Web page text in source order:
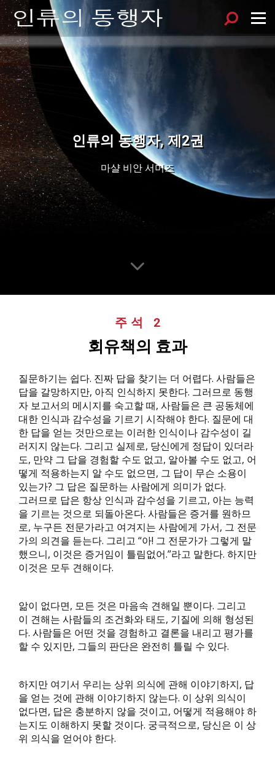
인류의 동행자, 제2권
마샬 비안 서머즈
주석 2
회유책의 효과
질문하기는 쉽다. 진짜 답을 찾기는 더 어렵다. 사람들은
답을 갈망하지만, 아직 인식하지 못한다. 그러므로 동행
자 보고서의 메시지를 숙고할 때, 사람들은 큰 공동체에
대한 인식과 감수성을 기르기 시작해야 한다. 질문에 대
한 답을 얻는 것만으로는 이러한 인식이나 감수성이 길
러지지 않는다. 그리고 실제로, 당신에게 정답이 있더라
도, 만약 그 답을 경험할 수도 없고, 알아볼 수도 없고, 어
떻게 적용하는지 알 수도 없으면, 그 답이 무슨 소용이
있는가? 그 답은 질문하는 사람에게 의미가 없다.
그러므로 답은 항상 인식과 감수성을 기르고, 아는 능력
을 기르는 것으로 되돌아온다. 사람들은 증거를 원하므
로, 누구든 전문가라고 여겨지는 사람에게 가서, 그 전문
가의 의견을 듣는다. 그리고 “아! 그 전문가가 그렇게 말
했으니, 이것은 증거임이 틀림없어.”라고 말한다. 하지만
이것은 모두 견해이다.
앎이 없다면, 모든 것은 마음속 견해일 뿐이다. 그리고
이 견해는 사람들의 조건화와 태도, 기질에 의해 형성된
다. 사람들은 어떤 것을 경험하고 결론을 내리고 평가를
할 수 있지만, 그들의 판단은 완전히 틀릴 수 있다.
하지만 여기서 우리는 상위 의식에 관해 이야기하지, 답
을 얻는 것에 관해 이야기하지 않는다. 이 상위 의식이
없다면, 답은 충분하지 않을 것이고, 어떻게 적용해야 하
는지도 이해하지 못할 것이다. 궁극적으로, 당신은 이 상
위 의식을 얻어야 한다.